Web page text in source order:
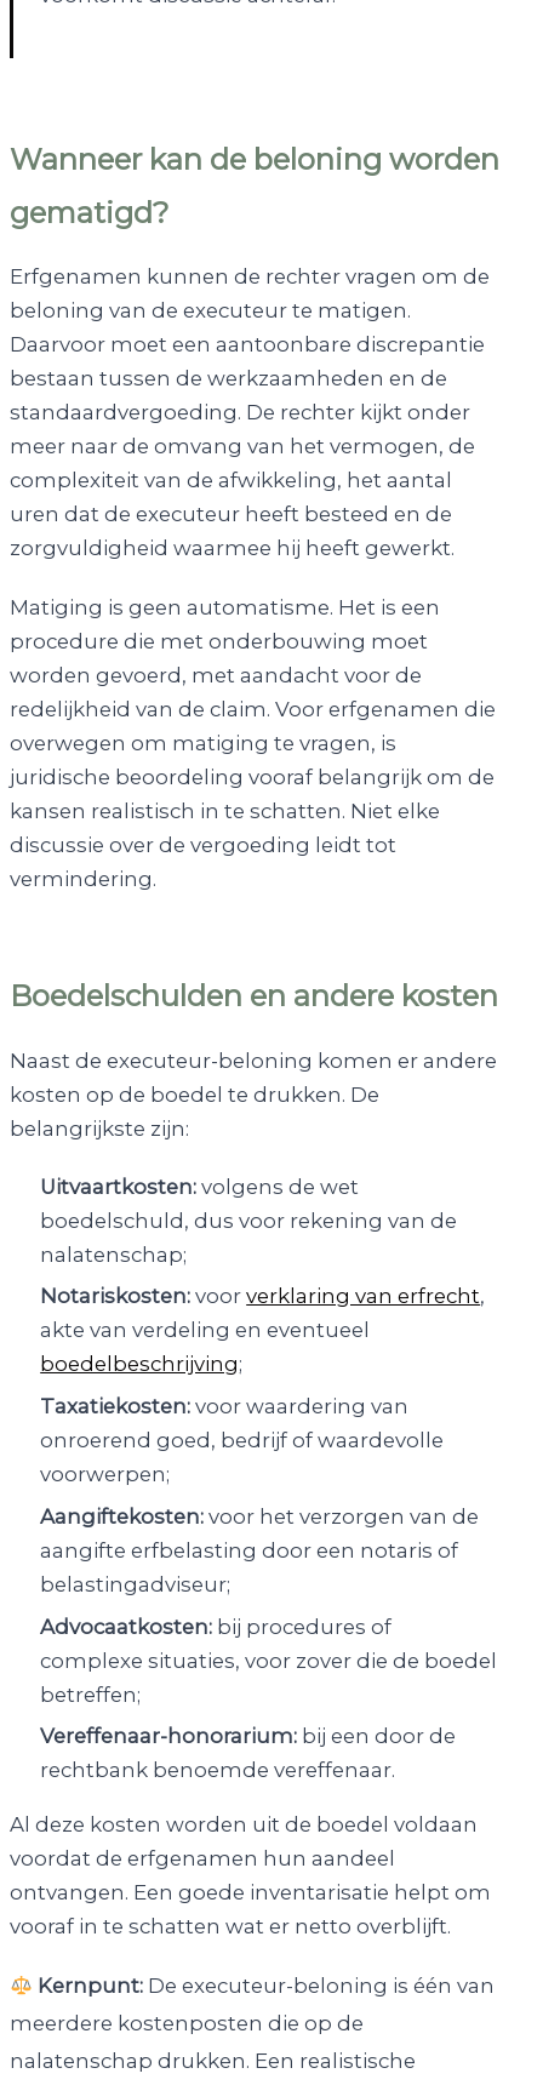
Wanneer kan de beloning worden
gematigd?
Erfgenamen kunnen de rechter vragen om de
beloning van de executeur te matigen.
Daarvoor moet een aantoonbare discrepantie
bestaan tussen de werkzaamheden en de
standaardvergoeding. De rechter kijkt onder
meer naar de omvang van het vermogen, de
complexiteit van de afwikkeling, het aantal
uren dat de executeur heeft besteed en de
zorgvuldigheid waarmee hij heeft gewerkt.
Matiging is geen automatisme. Het is een
procedure die met onderbouwing moet
worden gevoerd, met aandacht voor de
redelijkheid van de claim. Voor erfgenamen die
overwegen om matiging te vragen, is
juridische beoordeling vooraf belangrijk om de
kansen realistisch in te schatten. Niet elke
discussie over de vergoeding leidt tot
vermindering.
Boedelschulden en andere kosten
Naast de executeur-beloning komen er andere
kosten op de boedel te drukken. De
belangrijkste zijn:
Uitvaartkosten: volgens de wet
boedelschuld, dus voor rekening van de
nalatenschap;
Notariskosten: voorverklaring van erfrecht,
akte van verdeling en eventueel
boedelbeschrijving;
Taxatiekosten: voor waardering van
onroerend goed, bedrijf of waardevolle
voorwerpen;
Aangiftekosten: voor het verzorgen van de
aangifte erfbelasting door een notaris of
belastingadviseur;
Advocaatkosten: bij procedures of
complexe situaties, voor zover die de boedel
betreffen;
Vereffenaar-honorarium: bij een door de
rechtbank benoemde vereffenaar.
Al deze kosten worden uit de boedel voldaan
voordat de erfgenamen hun aandeel
ontvangen. Een goede inventarisatie helpt om
vooraf in te schatten wat er netto overblijft.
Kernpunt: De executeur-beloning is één van
meerdere kostenposten die op de
nalatenschap drukken. Een realistische